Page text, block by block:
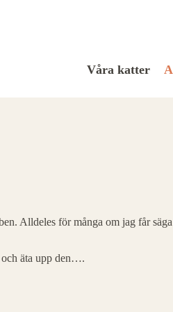
Våra katter
Alldeles för många om jag får
äta upp den….